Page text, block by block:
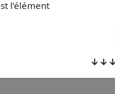
l’élément
↓↓↓